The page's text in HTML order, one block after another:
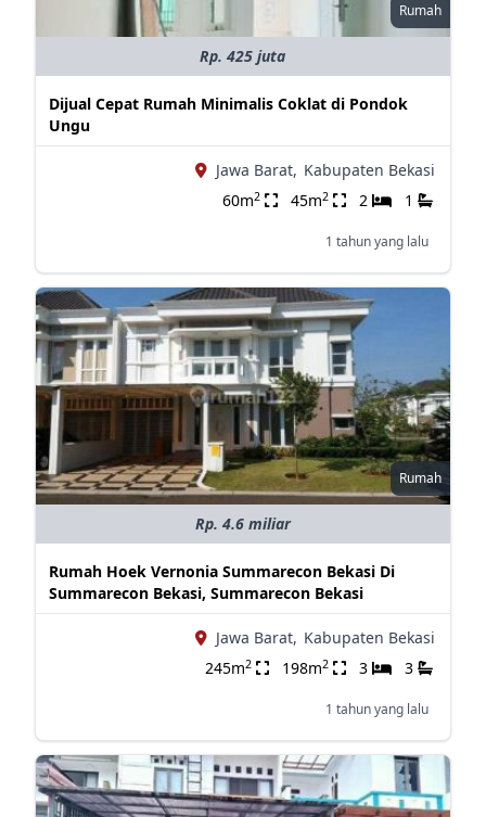
Rumah
Rp. 425 juta
Dijual Cepat Rumah Minimalis Coklat di Pondok
Ungu
Jawa Barat, Kabupaten Bekasi
60m2 45m2 2 1
1 tahun yang lalu
Rumah
Rp. 4.6 miliar
Rumah Hoek Vernonia Summarecon Bekasi Di
Summarecon Bekasi, Summarecon Bekasi
Jawa Barat, Kabupaten Bekasi
245m2 198m2 3 3
1 tahun yang lalu